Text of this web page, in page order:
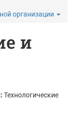
организации
и
Технологические